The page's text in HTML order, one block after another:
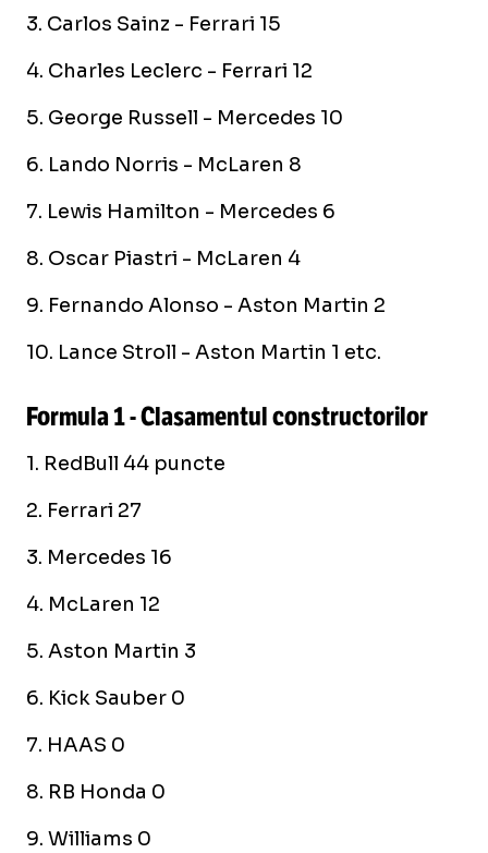
3. Carlos Sainz - Ferrari 15
4. Charles Leclerc - Ferrari 12
5. George Russell - Mercedes 10
6. Lando Norris - McLaren 8
7. Lewis Hamilton - Mercedes 6
8. Oscar Piastri - McLaren 4
9. Fernando Alonso - Aston Martin 2
10. Lance Stroll - Aston Martin 1 etc.
Formula 1 - Clasamentul constructorilor
1. RedBull 44 puncte
2. Ferrari 27
3. Mercedes 16
4. McLaren 12
5. Aston Martin 3
6. Kick Sauber 0
7. HAAS 0
8. RB Honda 0
9. Williams 0